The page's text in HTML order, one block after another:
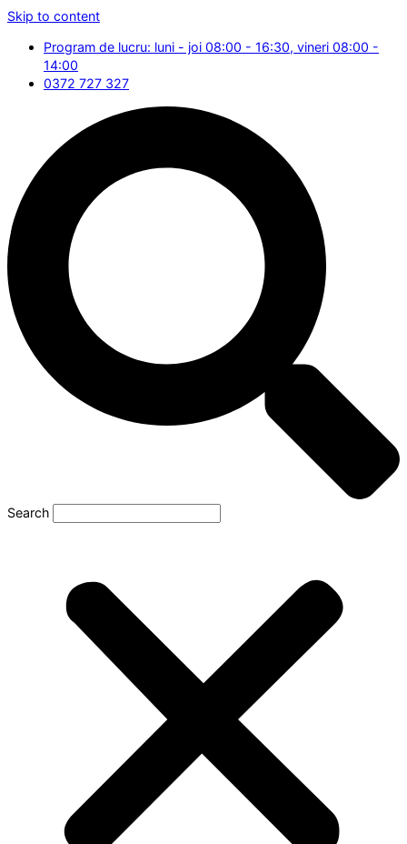
Skip to content
Program de lucru: luni - joi 08:00 - 16:30, vineri 08:00 -
14:00
0372 727 327
Search